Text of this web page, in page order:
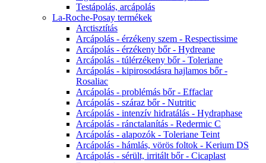
Testápolás, arcápolás
La-Roche-Posay termékek
Arctisztítás
Arcápolás - érzékeny szem - Respectissime
Arcápolás - érzékeny bőr - Hydreane
Arcápolás - túlérzékeny bőr - Toleriane
Arcápolás - kipirosodásra hajlamos bőr -
Rosaliac
Arcápolás - problémás bőr - Effaclar
Arcápolás - száraz bőr - Nutritic
Arcápolás - intenzív hidratálás - Hydraphase
Arcápolás - ránctalanítás - Redermic C
Arcápolás - alapozók - Toleriane Teint
Arcápolás - hámlás, vörös foltok - Kerium DS
Arcápolás - sérült, irritált bőr - Cicaplast